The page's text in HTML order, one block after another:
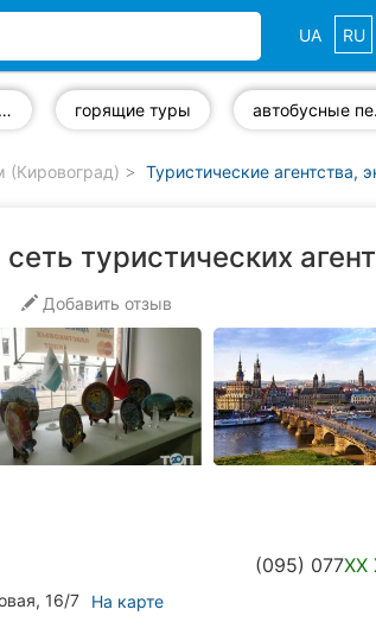
UA RU
туристическое страхование горящие туры
(Кировоград) Туристические агентства,
туристических
Добавить отзыв
(095) 077XX
16/7 На карте